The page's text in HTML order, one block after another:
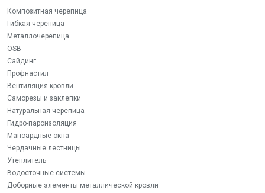
Композитная черепица
Гибкая черепица
Металлочерепица
OSB
Сайдинг
Профнастил
Вентиляция кровли
Саморезы и заклепки
Натуральная черепица
Гидро-пароизоляция
Мансардные окна
Чердачные лестницы
Утеплитель
Водосточные системы
Доборные элементы металлической кровли